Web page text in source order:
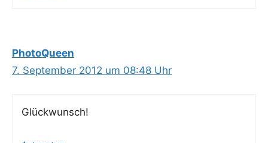
PhotoQueen
7. September 2012 um 08:48 Uhr
Glück­wunsch!